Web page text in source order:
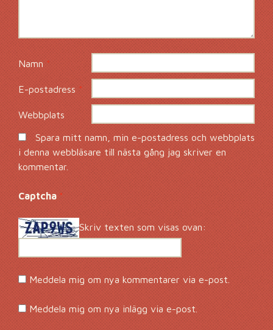
Namn*
E-postadress *
Webbplats
Spara mitt namn, min e-postadress och webbplats
i denna webbläsare till nästa gång jag skriver en
kommentar.
Captcha*
Skriv texten som visas ovan:
Meddela mig om nya kommentarer via e-post.
Meddela mig om nya inlägg via e-post.